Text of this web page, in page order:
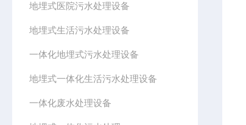
地埋式医院污水处理设备
地埋式生活污水处理设备
一体化地埋式污水处理设备
地埋式一体化生活污水处理设备
一体化废水处理设备